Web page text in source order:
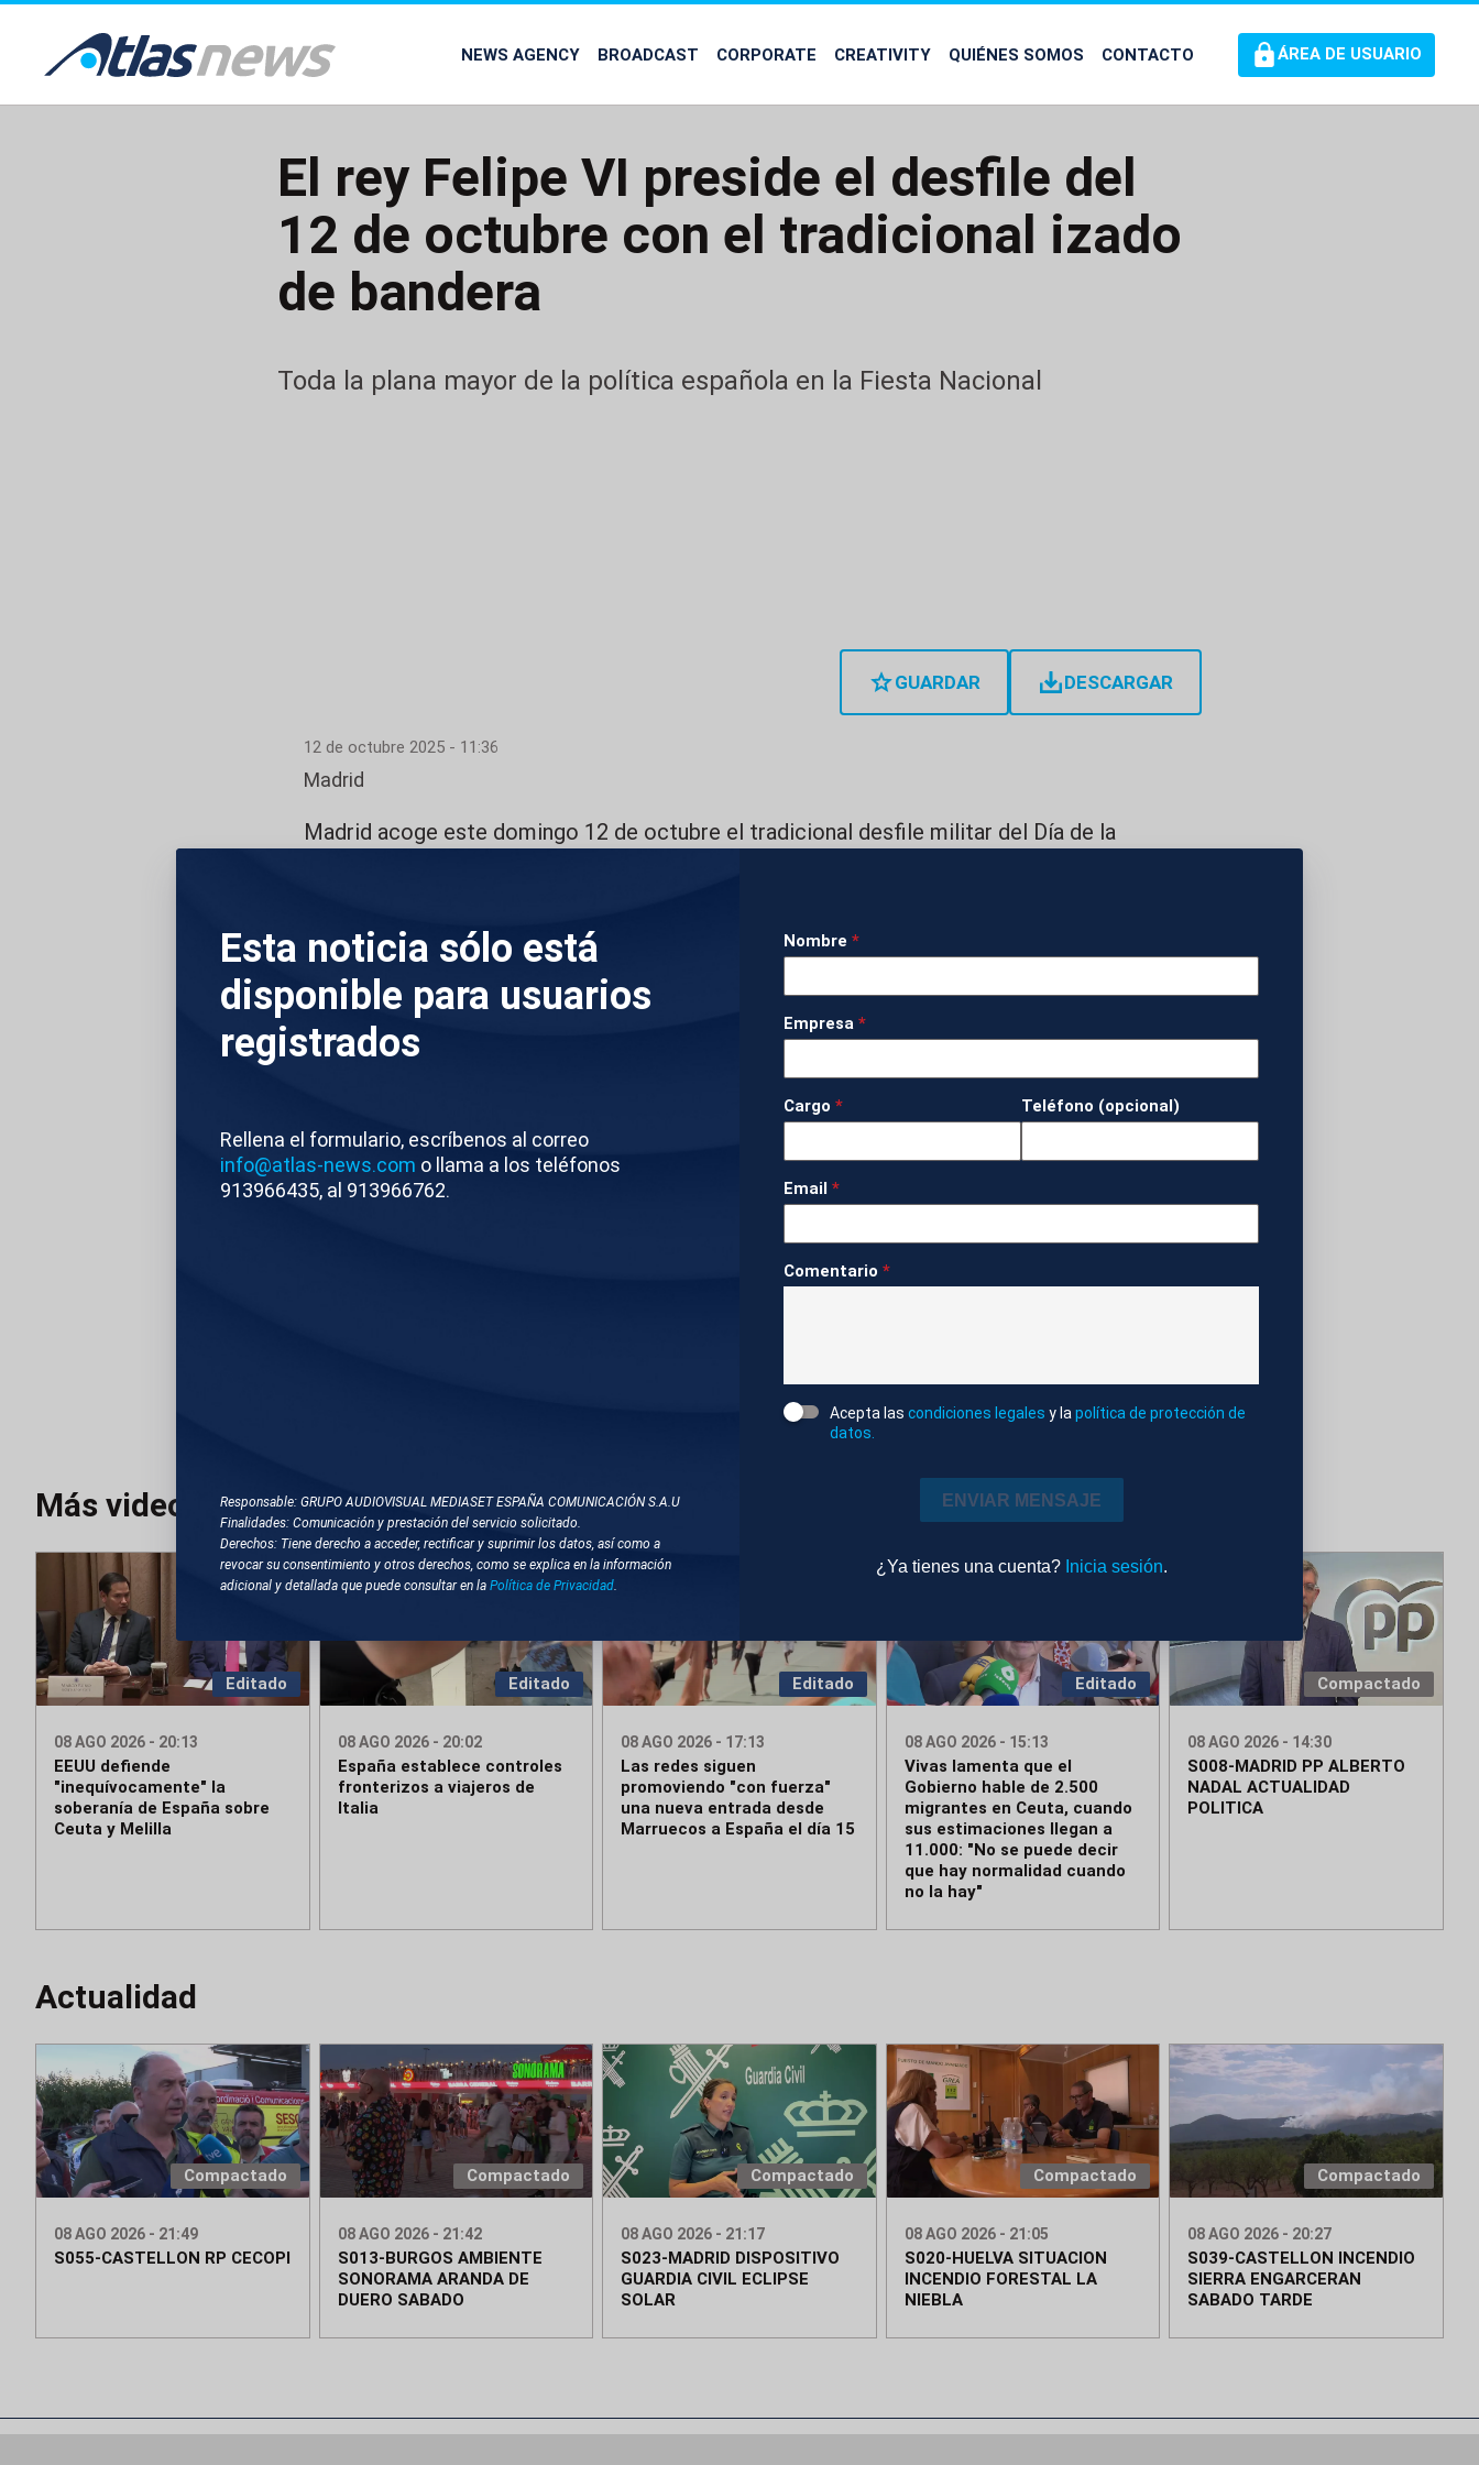
common.go-to-content
NEWS AGENCY BROADCAST CORPORATE CREATIVITY QUIÉNES SOMOS CONTACTO ÁREA DE USUARIO
El rey Felipe VI preside el desfile del
12 de octubre con el tradicional izado
de bandera
Toda la plana mayor de la política española en la Fiesta Nacional
GUARDAR DESCARGAR
Esta noticia sólo está
disponible para usuarios
registrados
Rellena el formulario, escríbenos al correo
info@atlas-news.com o llama a los teléfonos
913966435, al 913966762.
Responsable: GRUPO AUDIOVISUAL MEDIASET ESPAÑA COMUNICACIÓN S.A.U
Finalidades: Comunicación y prestación del servicio solicitado.
Derechos: Tiene derecho a acceder, rectificar y suprimir los datos, así como a
revocar su consentimiento y otros derechos, como se explica en la información
adicional y detallada que puede consultar en la Política de Privacidad.
Nombre *
Empresa *
Cargo * Teléfono (opcional)
Email *
Comentario *
Acepta las condiciones legales y la política de protección de
datos.
ENVIAR MENSAJE
¿Ya tienes una cuenta? Inicia sesión.
12 de octubre 2025 - 11:36
Madrid
Madrid acoge este domingo 12 de octubre el tradicional desfile militar del Día de la
Felipe VI, vestido con el traje de gala de la Armada, ha saludado a los ministros y
presidentes autonómicos, entre otras autoridades, para a continuación situarse en la
tribuna real y escuchar el himno nacional.
Después ha sido el turno para la emblemática llegada de la bandera de España portada
por los paracaidistas y del izado de la misma.
Más videos
Editado
08 AGO 2026 - 20:13
EEUU defiende
"inequívocamente" la
soberanía de España sobre
Ceuta y Melilla
Editado
08 AGO 2026 - 20:02
España establece controles
fronterizos a viajeros de
Italia
Editado
08 AGO 2026 - 17:13
Las redes siguen
promoviendo "con fuerza"
una nueva entrada desde
Marruecos a España el día 15
Editado
08 AGO 2026 - 15:13
Vivas lamenta que el
Gobierno hable de 2.500
migrantes en Ceuta, cuando
sus estimaciones llegan a
11.000: "No se puede decir
que hay normalidad cuando
no la hay"
Compactado
08 AGO 2026 - 14:30
S008-MADRID PP ALBERTO
NADAL ACTUALIDAD
POLITICA
Actualidad
Compactado
08 AGO 2026 - 21:49
S055-CASTELLON RP CECOPI
Compactado
08 AGO 2026 - 21:42
S013-BURGOS AMBIENTE
SONORAMA ARANDA DE
DUERO SABADO
Compactado
08 AGO 2026 - 21:17
S023-MADRID DISPOSITIVO
GUARDIA CIVIL ECLIPSE
SOLAR
Compactado
08 AGO 2026 - 21:05
S020-HUELVA SITUACION
INCENDIO FORESTAL LA
NIEBLA
Compactado
08 AGO 2026 - 20:27
S039-CASTELLON INCENDIO
SIERRA ENGARCERAN
SABADO TARDE